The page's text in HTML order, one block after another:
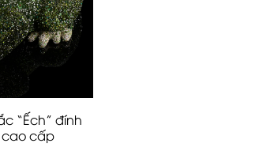
“Ếch” đính
cấp